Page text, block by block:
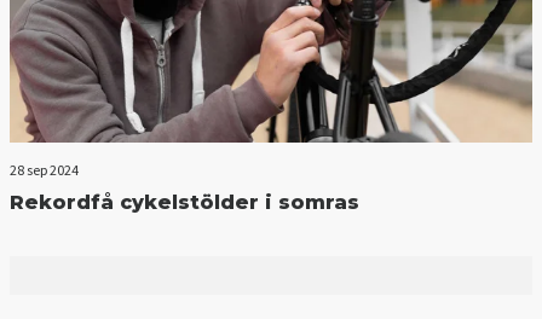
28 sep 2024
Rekordfå cykelstölder i somras